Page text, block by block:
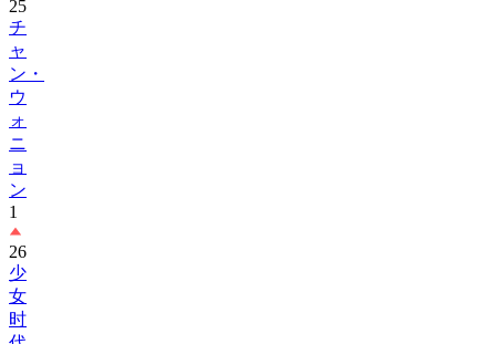
ャ
ン・
ウ
ォ
ニ
ョ
ン
1
26
少
女
时
代
1